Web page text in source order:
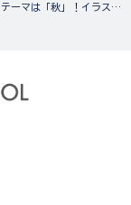
【開催終了】テーマは「秋」！イラストコンテスト2020♪